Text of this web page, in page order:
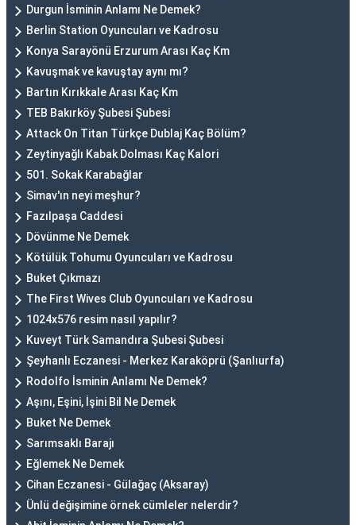
Durgun İsminin Anlamı Ne Demek?
Berlin Station Oyuncuları ve Kadrosu
Konya Sarayönü Erzurum Arası Kaç Km
Kavuşmak ve kavuştay aynı mı?
Bartın Kırıkkale Arası Kaç Km
TEB Bakırköy Şubesi Şubesi
Attack On Titan Türkçe Dublaj Kaç Bölüm?
Zeytinyağlı Kabak Dolması Kaç Kalori
501. Sokak Karabağlar
Simav'ın neyi meşhur?
Fazılpaşa Caddesi
Dövünme Ne Demek
Kötülük Tohumu Oyuncuları ve Kadrosu
Buket Çıkmazı
The First Wives Club Oyuncuları ve Kadrosu
1024x576 resim nasıl yapılır?
Kuveyt Türk Samandıra Şubesi Şubesi
Şeyhanlı Eczanesi - Merkez Karaköprü (Şanlıurfa)
Rodolfo İsminin Anlamı Ne Demek?
Aşını, Eşini, İşini Bil Ne Demek
Buket Ne Demek
Sarımsaklı Barajı
Eğlemek Ne Demek
Cihan Eczanesi - Gülağaç (Aksaray)
Ünlü değişimine örnek cümleler nelerdir?